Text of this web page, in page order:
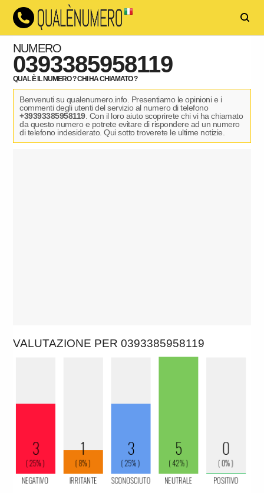
NUMERO
0393385958119
QUAL È IL NUMERO ? CHI HA CHIAMATO ?
Benvenuti su qualenumero.info. Presentiamo le opinioni e i
commenti degli utenti del servizio al numero di telefono
+39393385958119. Con il loro aiuto scoprirete chi vi ha chiamato
da questo numero e potrete evitare di rispondere ad un numero
di telefono indesiderato. Qui sotto troverete le ultime notizie.
VALUTAZIONE PER 0393385958119